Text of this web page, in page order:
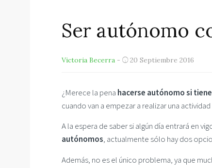
Ser autónomo
Victoria Becerra - 20 Septiembre 2016
¿Merece la pena hacerse autónomo si
cuando van a empezar a realizar una
A la espera de saber si algún día entrará en
autónomos, actualmente sólo hay dos
Además, no es el único problema, ya que